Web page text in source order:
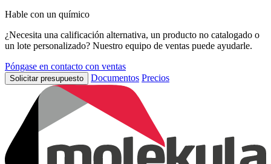
Hable con un químico
¿Necesita una calificación alternativa, un producto no catalogado o
un lote personalizado? Nuestro equipo de ventas puede ayudarle.
Póngase en contacto con ventas
Solicitar presupuesto Documentos Precios